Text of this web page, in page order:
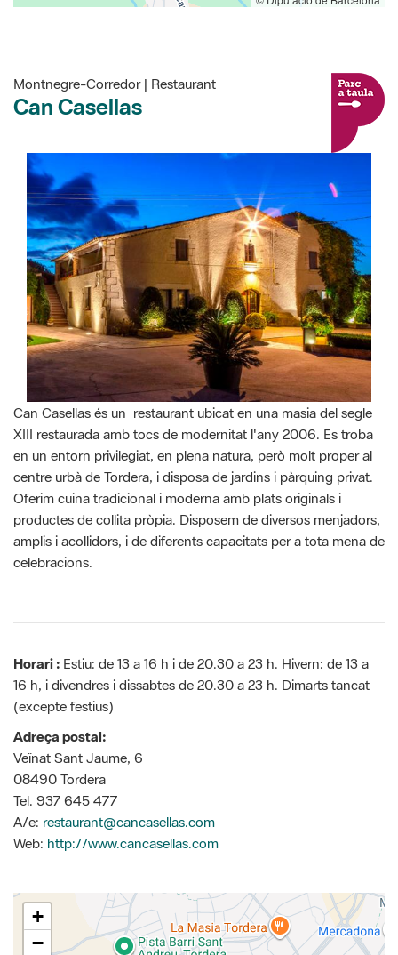
Montnegre-Corredor | Restaurant
Can Casellas
Can Casellas és un restaurant ubicat en una masia del segle
XIII restaurada amb tocs de modernitat l'any 2006. Es troba
en un entorn privilegiat, en plena natura, però molt proper al
centre urbà de Tordera, i disposa de jardins i pàrquing privat.
Oferim cuina tradicional i moderna amb plats originals i
productes de collita pròpia. Disposem de diversos menjadors,
amplis i acollidors, i de diferents capacitats per a tota mena de
celebracions.
Horari : Estiu: de 13 a 16 h i de 20.30 a 23 h. Hivern: de 13 a
16 h, i divendres i dissabtes de 20.30 a 23 h. Dimarts tancat
(excepte festius)
Adreça postal:
Veïnat Sant Jaume, 6
08490 Tordera
Tel. 937 645 477
A/e: restaurant@cancasellas.com
Web: http://www.cancasellas.com
+
−